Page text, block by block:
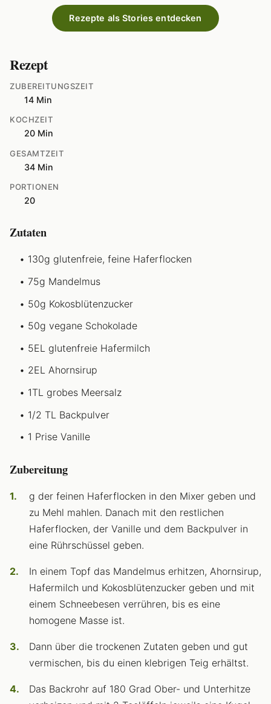
Rezepte als Stories entdecken
Rezept
ZUBEREITUNGSZEIT
14 Min
KOCHZEIT
20 Min
GESAMTZEIT
34 Min
PORTIONEN
20
Zutaten
130g glutenfreie, feine Haferflocken
75g Mandelmus
50g Kokosblütenzucker
50g vegane Schokolade
5EL glutenfreie Hafermilch
2EL Ahornsirup
1TL grobes Meersalz
1/2 TL Backpulver
1 Prise Vanille
Zubereitung
g der feinen Haferflocken in den Mixer geben und
zu Mehl mahlen. Danach mit den restlichen
Haferflocken, der Vanille und dem Backpulver in
eine Rührschüssel geben.
In einem Topf das Mandelmus erhitzen, Ahornsirup,
Hafermilch und Kokosblütenzucker geben und mit
einem Schneebesen verrühren, bis es eine
homogene Masse ist.
Dann über die trockenen Zutaten geben und gut
vermischen, bis du einen klebrigen Teig erhältst.
Das Backrohr auf 180 Grad Ober- und Unterhitze